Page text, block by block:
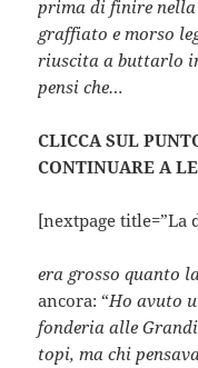
prima di finire
graffiato e morso
riuscita a buttarlo
pensi che…
CLICCA SUL
CONTINUARE A
[nextpage title=”La
era grosso quanto
ancora: “Ho avuto
fonderia alle
topi, ma chi